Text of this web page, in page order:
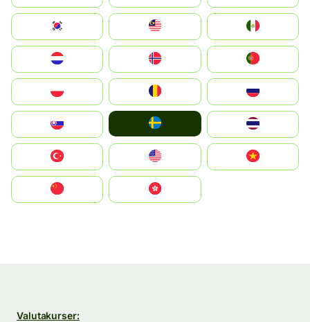
South Korea
United States
中國香港特別行政區
Valutakurser: